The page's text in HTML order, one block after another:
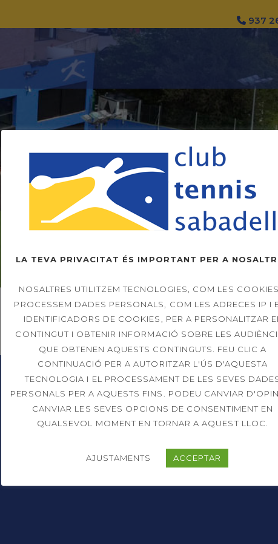
937
AUTHOR:
LA TEVA PRIVACITAT ÉS IMPORTANT PER A
NOSALTRES UTILITZEM TECNOLOGIES, COM LES
PROCESSEM DADES PERSONALS, COM LES ADRECES IP I
IDENTIFICADORS DE COOKIES, PER A PERSONALITZAR
CONTINGUT I OBTENIR INFORMACIÓ SOBRE LES
QUE OBTENEN AQUESTS CONTINGUTS. FEU CLIC A
CONTINUACIÓ PER A AUTORITZAR L'ÚS D'AQUESTA
TECNOLOGIA I EL PROCESSAMENT DE LES SEVES
PERSONALS PER A AQUESTS FINS. PODEU CANVIAR
CANVIAR LES SEVES OPCIONS DE CONSENTIMENT EN
QUALSEVOL MOMENT EN TORNAR A AQUEST LLOC.
AJUSTAMENTS ACCEPTAR